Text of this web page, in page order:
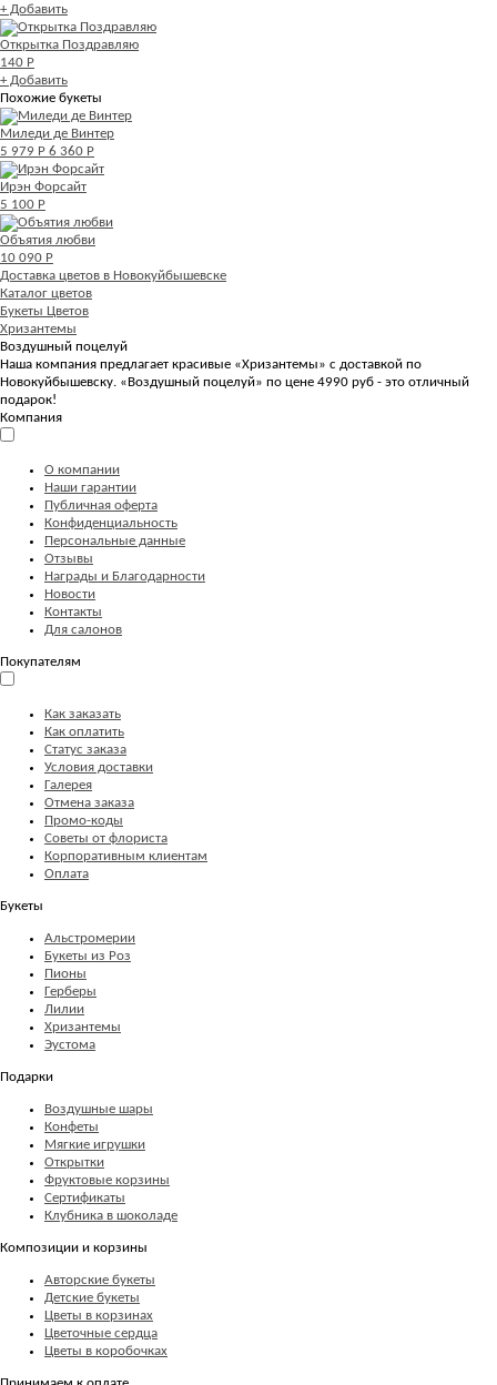
+ Добавить
Открытка Поздравляю
140 Р
+ Добавить
Похожие букеты
Миледи де Винтер
5 979 Р 6 360 Р
Ирэн Форсайт
5 100 Р
Объятия любви
10 090 Р
Доставка цветов в Новокуйбышевске
Каталог цветов
Букеты Цветов
Хризантемы
Воздушный поцелуй
Наша компания предлагает красивые «Хризантемы» с доставкой по
Новокуйбышевску. «Воздушный поцелуй» по цене 4990 руб - это отличный
подарок!
Компания
О компании
Наши гарантии
Публичная оферта
Конфиденциальность
Персональные данные
Отзывы
Награды и Благодарности
Новости
Контакты
Для салонов
Покупателям
Как заказать
Как оплатить
Статус заказа
Условия доставки
Галерея
Отмена заказа
Промо-коды
Советы от флориста
Корпоративным клиентам
Оплата
Букеты
Альстромерии
Букеты из Роз
Пионы
Герберы
Лилии
Хризантемы
Эустома
Подарки
Воздушные шары
Конфеты
Мягкие игрушки
Открытки
Фруктовые корзины
Сертификаты
Клубника в шоколаде
Композиции и корзины
Авторские букеты
Детские букеты
Цветы в корзинах
Цветочные сердца
Цветы в коробочках